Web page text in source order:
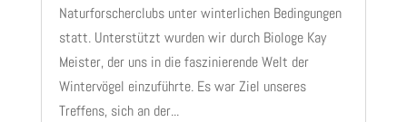
Naturforscherclubs unter winterlichen Bedingungen
statt. Unterstützt wurden wir durch Biologe Kay
Meister, der uns in die faszinierende Welt der
Wintervögel einzuführte. Es war Ziel unseres
Treffens, sich an der...